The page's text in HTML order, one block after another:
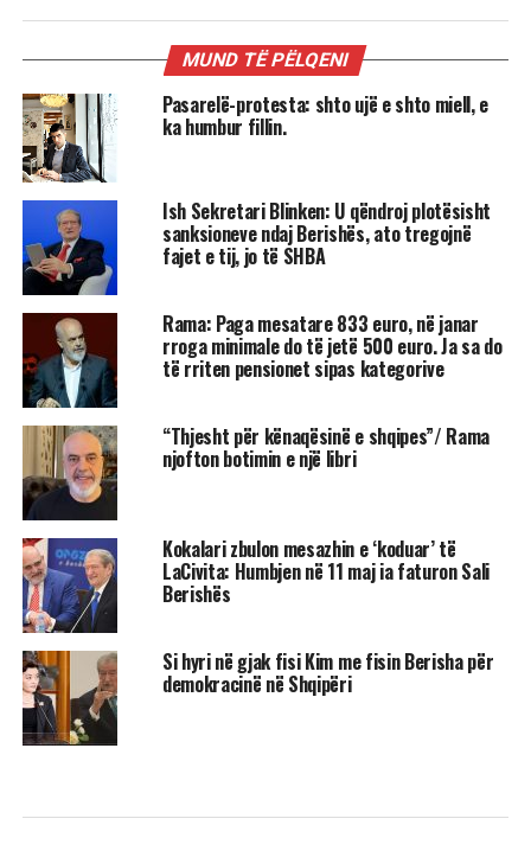
MUND TË PËLQENI
Pasarelë-protesta: shto ujë e shto miell, e
ka humbur fillin.
Ish Sekretari Blinken: U qëndroj plotësisht
sanksioneve ndaj Berishës, ato tregojnë
fajet e tij, jo të SHBA
Rama: Paga mesatare 833 euro, në janar
rroga minimale do të jetë 500 euro. Ja sa do
të rriten pensionet sipas kategorive
“Thjesht për kënaqësinë e shqipes”/ Rama
njofton botimin e një libri
Kokalari zbulon mesazhin e ‘koduar’ të
LaCivita: Humbjen në 11 maj ia faturon Sali
Berishës
Si hyri në gjak fisi Kim me fisin Berisha për
demokracinë në Shqipëri